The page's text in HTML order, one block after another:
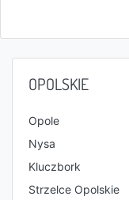
OPOLSKIE
Opole
Nysa
Kluczbork
Strzelce Opolskie